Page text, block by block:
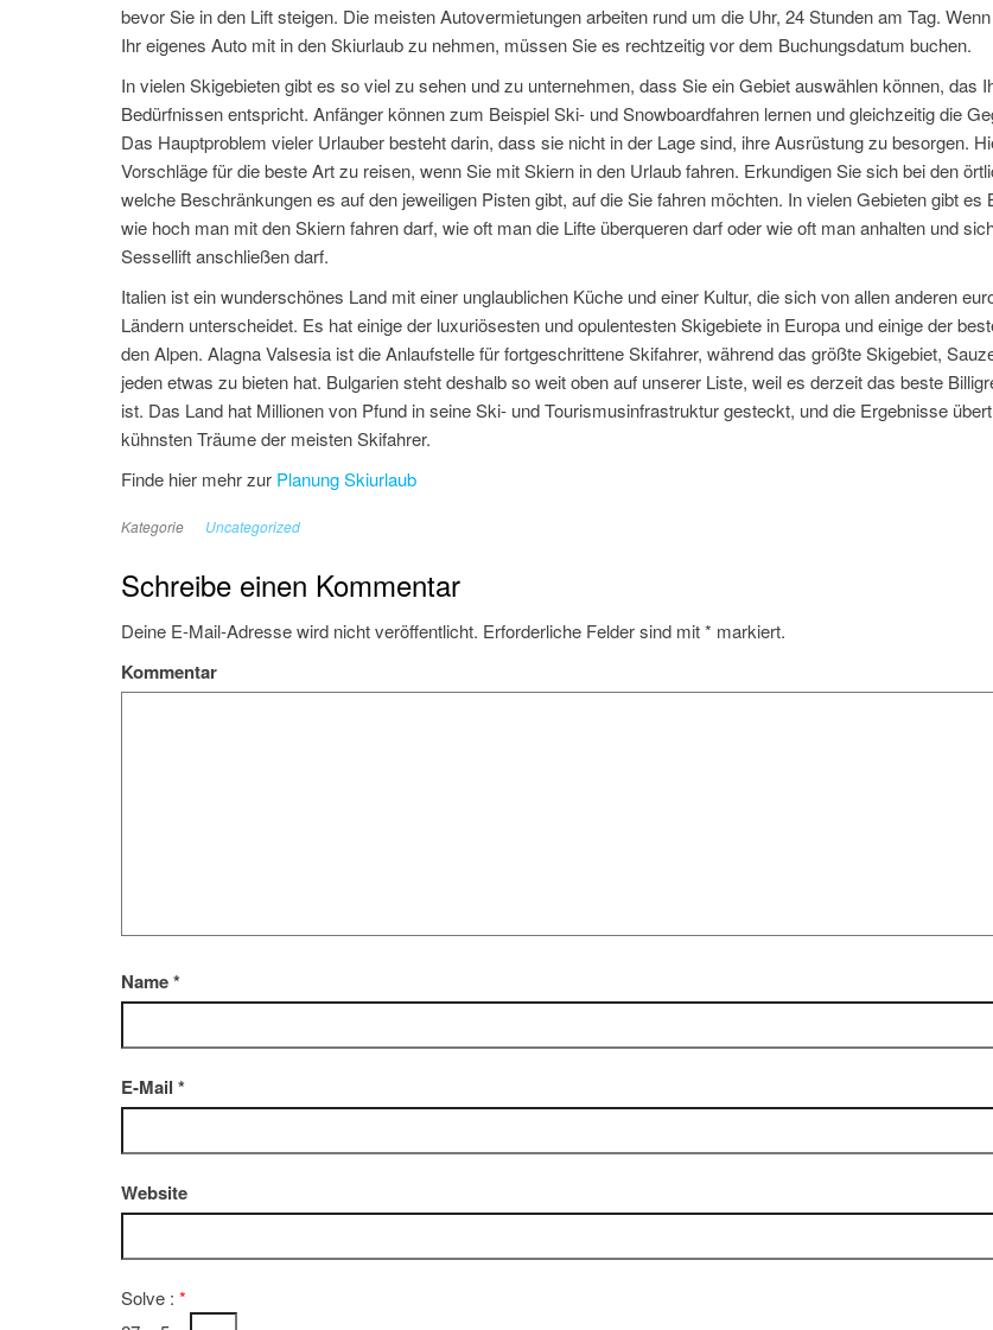
bevor Sie in den Lift steigen. Die meisten Autovermietungen arbeiten rund um die Uhr, 24 Stunden am Tag.
Ihr eigenes Auto mit in den Skiurlaub zu nehmen, müssen Sie es rechtzeitig vor dem Buchungsdatum buchen.
In vielen Skigebieten gibt es so viel zu sehen und zu unternehmen, dass Sie ein Gebiet auswählen können, das
Bedürfnissen entspricht. Anfänger können zum Beispiel Ski- und Snowboardfahren lernen und gleichzeitig die
Das Hauptproblem vieler Urlauber besteht darin, dass sie nicht in der Lage sind, ihre Ausrüstung zu besorgen.
Vorschläge für die beste Art zu reisen, wenn Sie mit Skiern in den Urlaub fahren. Erkundigen Sie sich bei den
welche Beschränkungen es auf den jeweiligen Pisten gibt, auf die Sie fahren möchten. In vielen Gebieten gibt es
wie hoch man mit den Skiern fahren darf, wie oft man die Lifte überqueren darf oder wie oft man anhalten und
Sessellift anschließen darf.
Italien ist ein wunderschönes Land mit einer unglaublichen Küche und einer Kultur, die sich von allen anderen
Ländern unterscheidet. Es hat einige der luxuriösesten und opulentesten Skigebiete in Europa und einige der
den Alpen. Alagna Valsesia ist die Anlaufstelle für fortgeschrittene Skifahrer, während das größte Skigebiet,
jeden etwas zu bieten hat. Bulgarien steht deshalb so weit oben auf unserer Liste, weil es derzeit das beste
ist. Das Land hat Millionen von Pfund in seine Ski- und Tourismusinfrastruktur gesteckt, und die Ergebnisse
kühnsten Träume der meisten Skifahrer.
Finde hier mehr zur Planung Skiurlaub
Kategorie Uncategorized
Schreibe einen Kommentar
Deine E-Mail-Adresse wird nicht veröffentlicht. Erforderliche Felder sind mit* markiert.
Kommentar
Name*
E-Mail *
Website
Solve : *